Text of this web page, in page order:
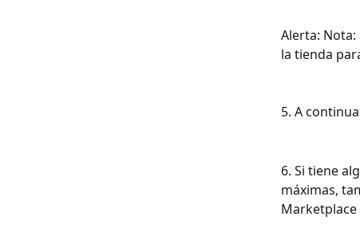
Alerta:
la tienda
5. A
6. Si tiene
máximas,
Marketplace